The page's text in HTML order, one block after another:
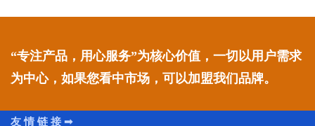
“专注产品，用心服务”为核心价值，一切以用户需求
为中心，如果您看中市场，可以加盟我们品牌。